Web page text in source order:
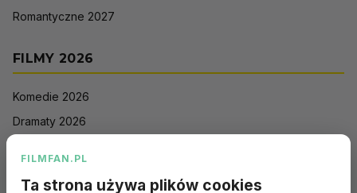
Romantyczne 2027
FILMY 2026
Komedie 2026
Dramaty 2026
FILMFAN.PL
Ta strona używa plików cookies